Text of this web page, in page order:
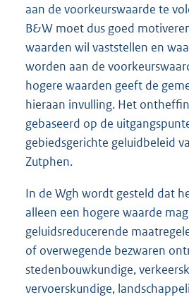
aan de voorkeurswaarde te
B&W moet dus goed
waarden wil vaststellen en
worden aan de
hogere waarden geeft de
hieraan invulling. Het
gebaseerd op de
gebiedsgerichte geluidbeleid
Zutphen.
In de Wgh wordt gesteld dat
alleen een hogere waarde
geluidsreducerende
of overwegende bezwaren
stedenbouwkundige,
vervoerskundige,